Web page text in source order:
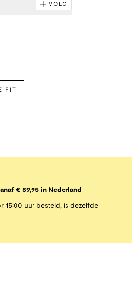
VOLG
FIT
€ 59,95 in Nederland
15:00 uur besteld, is dezelfde